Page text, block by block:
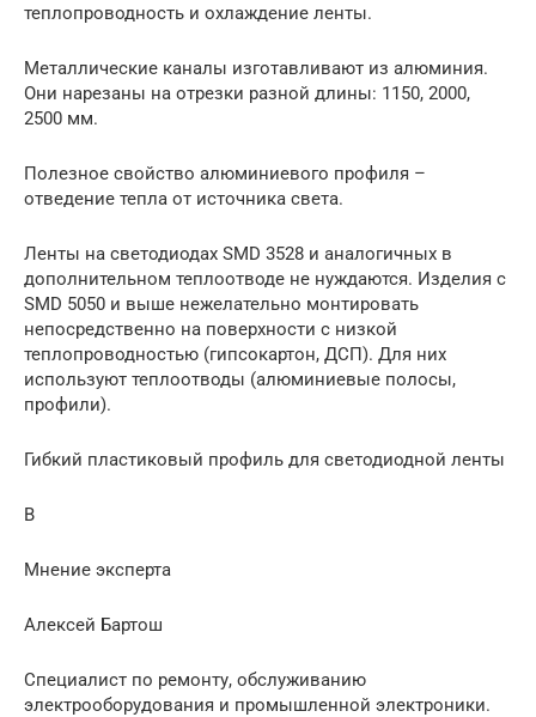
теплопроводность и охлаждение ленты.
Металлические каналы изготавливают из алюминия.
Они нарезаны на отрезки разной длины: 1150, 2000,
2500 мм.
Полезное свойство алюминиевого профиля –
отведение тепла от источника света.
Ленты на светодиодах SMD 3528 и аналогичных в
дополнительном теплоотводе не нуждаются. Изделия с
SMD 5050 и выше нежелательно монтировать
непосредственно на поверхности с низкой
теплопроводностью (гипсокартон, ДСП). Для них
используют теплоотводы (алюминиевые полосы,
профили).
Гибкий пластиковый профиль для светодиодной ленты
В
Мнение эксперта
Алексей Бартош
Специалист по ремонту, обслуживанию
электрооборудования и промышленной электроники.